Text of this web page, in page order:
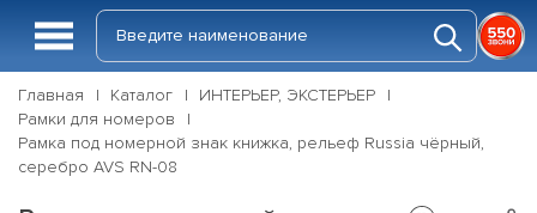
Главная Каталог
ИНТЕРЬЕР, ЭКСТЕРЬЕР
Рамки для номеров
Рамка под номерной знак книжка, рельеф Russia чёрный,
серебро AVS RN-08